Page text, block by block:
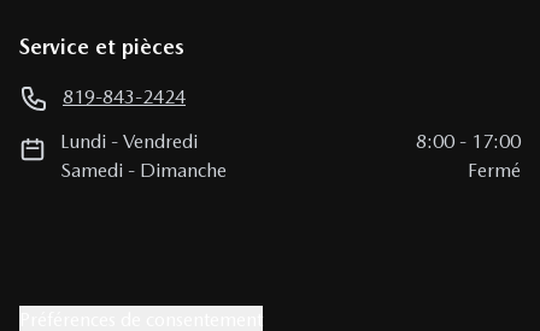
Service et pièces
819-843-2424
Lundi -Vendredi 8:00 - 17:00
Samedi - Dimanche Fermé